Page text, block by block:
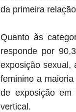
da primeira
Quanto às
responde por
exposição sexual,
feminino a
de exposição
vertical.